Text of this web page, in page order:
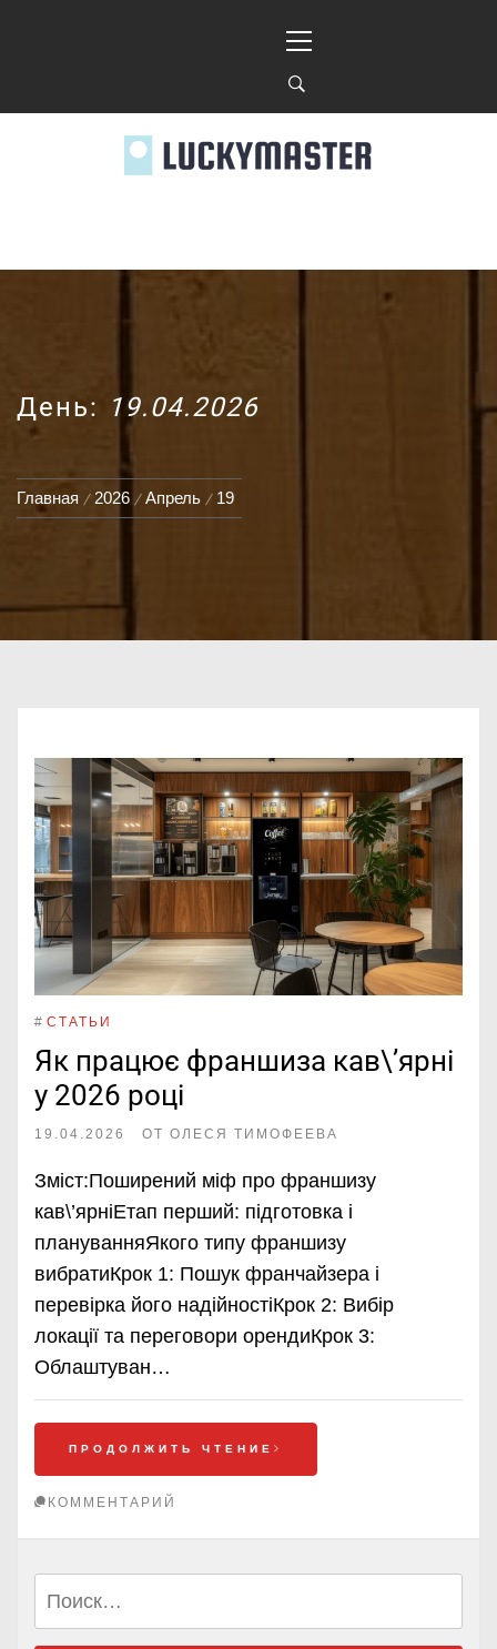
меню
День: 19.04.2026
Главная 2026 Апрель 19
# СТАТЬИ
Як працює франшиза кав\’ярні
у 2026 році
19.04.2026 ОТ ОЛЕСЯ ТИМОФЕЕВА
Зміст:Поширений міф про франшизу
кав\’ярніЕтап перший: підготовка і
плануванняЯкого типу франшизу
вибратиКрок 1: Пошук франчайзера і
перевірка його надійностіКрок 2: Вибір
локації та переговори орендиКрок 3:
Облаштуван…
ПРОДОЛЖИТЬ ЧТЕНИЕ
КОММЕНТАРИЙ